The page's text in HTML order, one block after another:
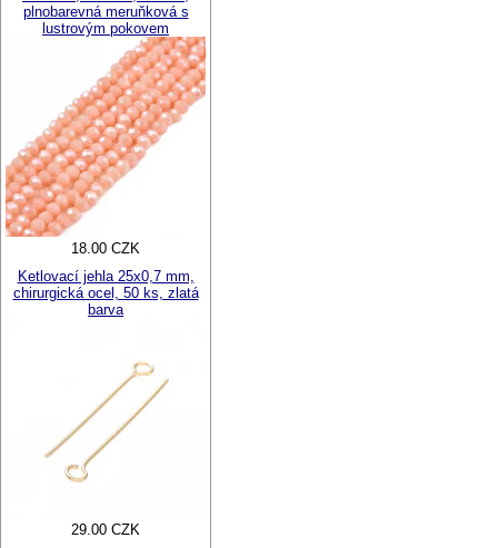
plnobarevná meruňková s
lustrovým pokovem
18.00 CZK
Ketlovací jehla 25x0,7 mm,
chirurgická ocel, 50 ks, zlatá
barva
29.00 CZK